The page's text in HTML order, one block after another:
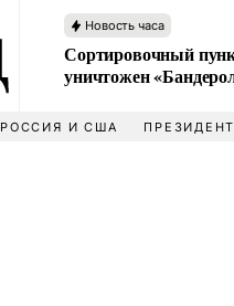
Новость часа
Сортировочный
уничтожен
РОССИЯ И США